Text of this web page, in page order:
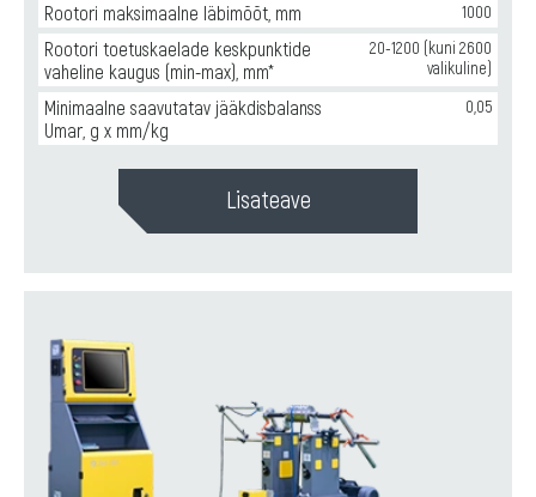
Rootori maksimaalne läbimõõt, mm 1000
Rootori toetuskaelade keskpunktide
vaheline kaugus (min-max), mm*
20-1200 (kuni 2600
valikuline)
Minimaalne saavutatav jääkdisbalanss
Umar, g x mm/kg
0,05
Lisateave